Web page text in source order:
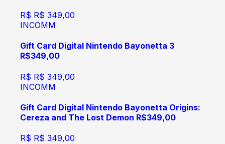
R$ R$ 349,00
INCOMM
Gift Card Digital Nintendo Bayonetta 3
R$349,00
R$ R$ 349,00
INCOMM
Gift Card Digital Nintendo Bayonetta Origins:
Cereza and The Lost Demon R$349,00
R$ R$ 349,00